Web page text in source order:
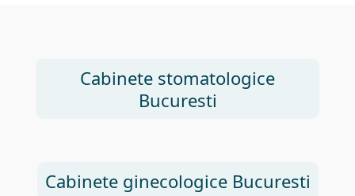
Cabinete stomatologice
Bucuresti
Cabinete ginecologice Bucuresti